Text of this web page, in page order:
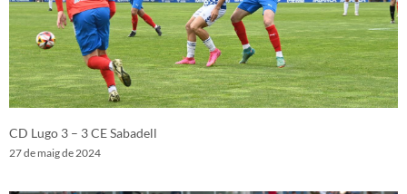
CD Lugo 3 – 3 CE Sabadell
27 de maig de 2024